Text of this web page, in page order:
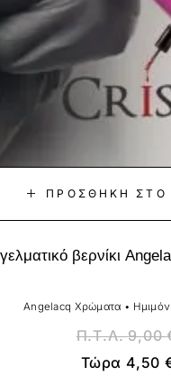
ΠΡΟΣΘΉΚΗ ΣΤΟ
βερνίκι
Angelacq Χρώματα •
Π.Τ.Λ.9,00
Τώρα 4,50